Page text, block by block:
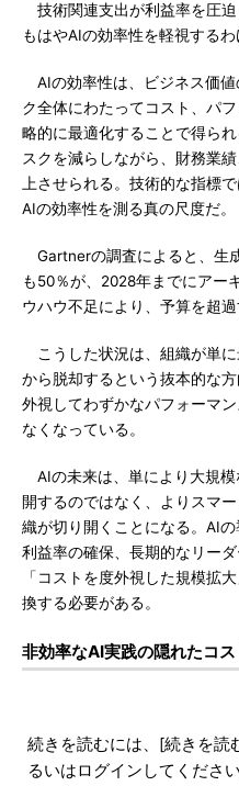
技術関連支出が利益率を圧
もはやAIの効率性を軽視するわ
AIの効率性は、ビジネス価値
ク全体にわたってコスト、パ
略的に最適化することで得ら
スクを減らしながら、財務業
上させられる。技術的な指標
AIの効率性を測る真の尺度だ。
Gartnerの調査によると、生
も50％が、2028年までにアー
ウハウ不足により、予算を超
こうした状況は、組織が単
から脱却するという抜本的な
外視してわずかなパフォーマ
なくなっている。
AIの未来は、単により大規
開するのではなく、よりスマ
織が切り開くことになる。AI
利益率の確保、長期的なリー
「コストを度外視した規模拡
換する必要がある。
非効率なAI実践の隠れたコス
続きを読むには、[続きを読
るいはログインしてください